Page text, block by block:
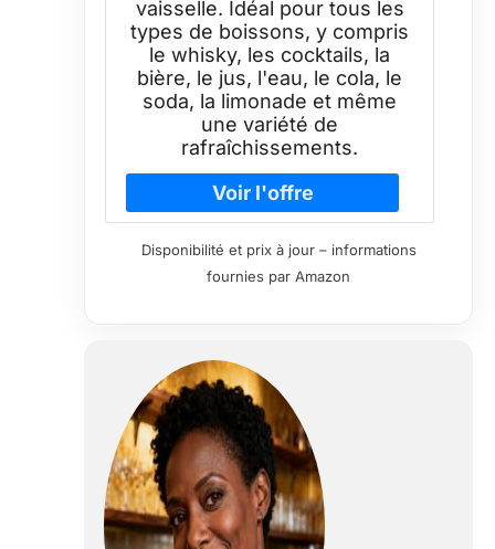
vaisselle. Idéal pour tous les
types de boissons, y compris
le whisky, les cocktails, la
bière, le jus, l'eau, le cola, le
soda, la limonade et même
une variété de
rafraîchissements.
Disponibilité et prix à jour – informations
fournies par Amazon